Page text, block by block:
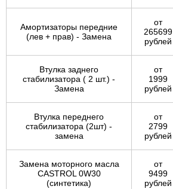
Амортизаторы передние
(лев + прав) - Замена
от
265699
рублей
Втулка заднего
стабилизатора ( 2 шт.) -
Замена
от
1999
рублей
Втулка переднего
стабилизатора (2шт) -
замена
от
2799
рублей
Замена моторного масла
CASTROL 0W30
(синтетика)
от
9499
рублей